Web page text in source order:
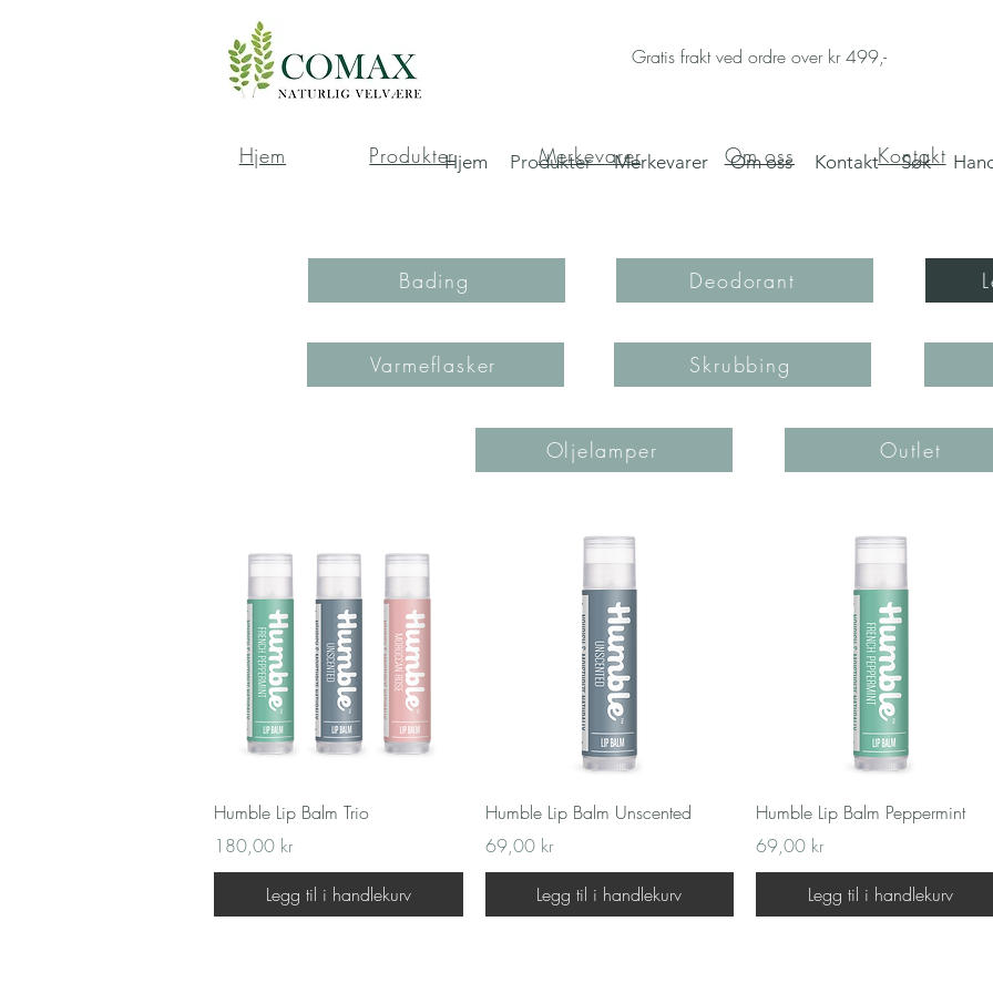
Gratis frakt ved ordre over kr 499,-
Hjem Produkter Merkevarer Om oss Kontakt
Bading
Varmeflasker
Deodorant
Skrubbing
Oljelamper Outlet
Hurtigvisning
Humble Lip Balm Trio
Pris
180,00 kr
Legg til i handlekurv
Hurtigvisning
Humble Lip Balm Unscented
Pris
69,00 kr
Legg til i handlekurv
Hurtigvisning
Humble Lip Balm Peppermint
Pris
69,00 kr
Legg til i handlekurv
Hjem Produkter Merkevarer Om oss Kontakt Søk